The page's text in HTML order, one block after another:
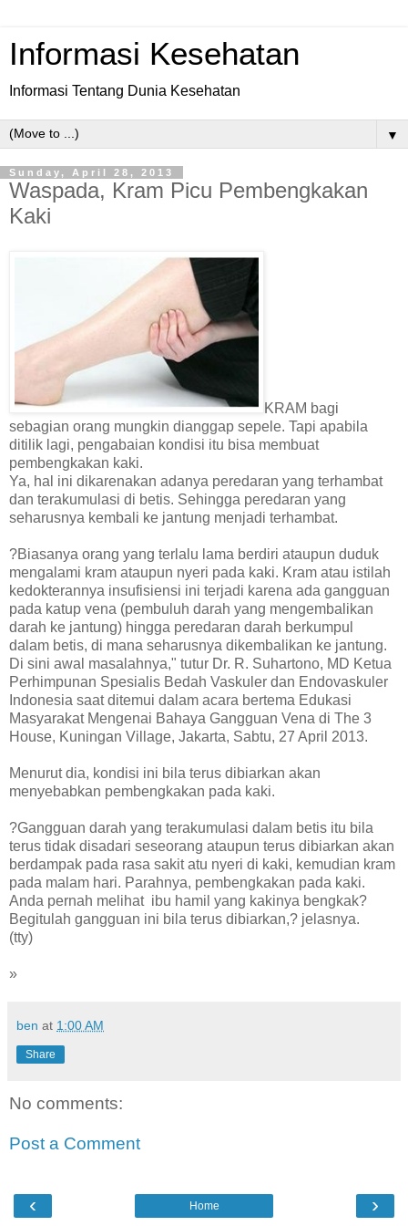
Informasi Kesehatan
Informasi Tentang Dunia Kesehatan
▼
Sunday, April 28, 2013
Waspada, Kram Picu Pembengkakan
Kaki
KRAM bagi
sebagian orang mungkin dianggap sepele. Tapi apabila
ditilik lagi, pengabaian kondisi itu bisa membuat
pembengkakan kaki.
Ya, hal ini dikarenakan adanya peredaran yang terhambat
dan terakumulasi di betis. Sehingga peredaran yang
seharusnya kembali ke jantung menjadi terhambat.
?Biasanya orang yang terlalu lama berdiri ataupun duduk
mengalami kram ataupun nyeri pada kaki. Kram atau istilah
kedokterannya insufisiensi ini terjadi karena ada gangguan
pada katup vena (pembuluh darah yang mengembalikan
darah ke jantung) hingga peredaran darah berkumpul
dalam betis, di mana seharusnya dikembalikan ke jantung.
Di sini awal masalahnya," tutur Dr. R. Suhartono, MD Ketua
Perhimpunan Spesialis Bedah Vaskuler dan Endovaskuler
Indonesia saat ditemui dalam acara bertema Edukasi
Masyarakat Mengenai Bahaya Gangguan Vena di The 3
House, Kuningan Village, Jakarta, Sabtu, 27 April 2013.
Menurut dia, kondisi ini bila terus dibiarkan akan
menyebabkan pembengkakan pada kaki.
?Gangguan darah yang terakumulasi dalam betis itu bila
terus tidak disadari seseorang ataupun terus dibiarkan akan
berdampak pada rasa sakit atu nyeri di kaki, kemudian kram
pada malam hari. Parahnya, pembengkakan pada kaki.
Anda pernah melihat ibu hamil yang kakinya bengkak?
Begitulah gangguan ini bila terus dibiarkan,? jelasnya.
(tty)
»
ben at 1:00 AM
Share
No comments:
Post a Comment
‹ ›
Home